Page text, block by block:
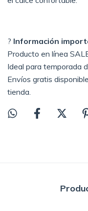
? Información
Producto en línea
Ideal para temporada
Envíos gratis
tienda.